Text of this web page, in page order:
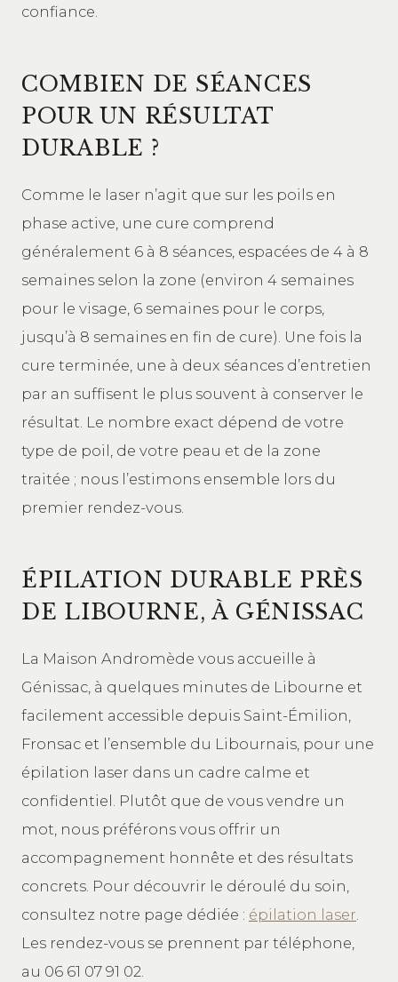
confiance.
COMBIEN DE SÉANCES
POUR UN RÉSULTAT
DURABLE ?
Comme le laser n’agit que sur les poils en
phase active, une cure comprend
généralement 6 à 8 séances, espacées de 4 à 8
semaines selon la zone (environ 4 semaines
pour le visage, 6 semaines pour le corps,
jusqu’à 8 semaines en fin de cure). Une fois la
cure terminée, une à deux séances d’entretien
par an suffisent le plus souvent à conserver le
résultat. Le nombre exact dépend de votre
type de poil, de votre peau et de la zone
traitée ; nous l’estimons ensemble lors du
premier rendez-vous.
ÉPILATION DURABLE PRÈS
DE LIBOURNE, À GÉNISSAC
La Maison Andromède vous accueille à
Génissac, à quelques minutes de Libourne et
facilement accessible depuis Saint-Émilion,
Fronsac et l’ensemble du Libournais, pour une
épilation laser dans un cadre calme et
confidentiel. Plutôt que de vous vendre un
mot, nous préférons vous offrir un
accompagnement honnête et des résultats
concrets. Pour découvrir le déroulé du soin,
consultez notre page dédiée : épilation laser.
Les rendez-vous se prennent par téléphone,
au 06 61 07 91 02.